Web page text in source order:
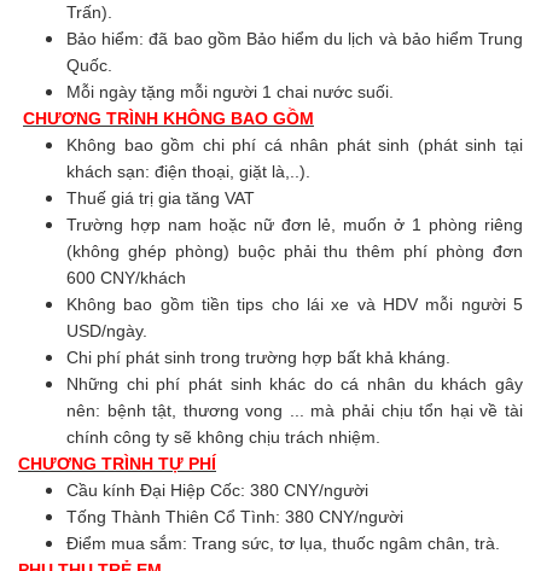
Trấn).
Bảo hiểm: đã bao gồm Bảo hiểm du lịch và bảo hiểm Trung
Quốc.
Mỗi ngày tặng mỗi người 1 chai nước suối.
CHƯƠNG TRÌNH KHÔNG BAO GỒM
Không bao gồm chi phí cá nhân phát sinh (phát sinh tại
khách sạn: điện thoại, giặt là,..).
Thuế giá trị gia tăng VAT
Trường hợp nam hoặc nữ đơn lẻ, muốn ở 1 phòng riêng
(không ghép phòng) buộc phải thu thêm phí phòng đơn
600 CNY/khách
Không bao gồm tiền tips cho lái xe và HDV mỗi người 5
USD/ngày.
Chi phí phát sinh trong trường hợp bất khả kháng.
Những chi phí phát sinh khác do cá nhân du khách gây
nên: bệnh tật, thương vong ... mà phải chịu tổn hại về tài
chính công ty sẽ không chịu trách nhiệm.
CHƯƠNG TRÌNH TỰ PHÍ
Cầu kính Đại Hiệp Cốc: 380 CNY/người
Tống Thành Thiên Cổ Tình: 380 CNY/người
Điểm mua sắm: Trang sức, tơ lụa, thuốc ngâm chân, trà.